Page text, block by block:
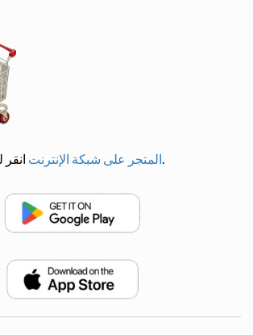
المتجر على شبكة الإنترنتانقر لشراء المواد الدينية.